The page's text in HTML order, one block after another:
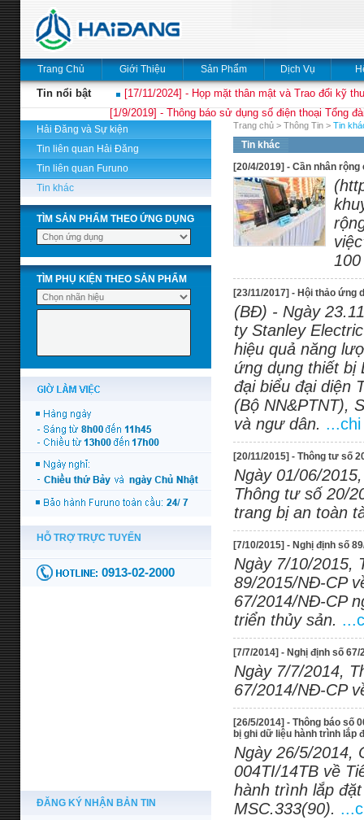
Trang Chủ Giới Thiệu Sản Phẩm Dịch Vụ
Tin nổi bật
[17/11/2024] - Họp mặt thân mật và Trao đổi kỹ
[1/9/2019] - Thông báo sử dụng số điện thoại Tổng
Hải Đăng và Sự kiện
Tin liên quan Hải Đăng
Tin liên quan Furuno
Tin khác
TÌM SẢN PHẨM THEO ỨNG DỤNG
TÌM PHỤ KIỆN THEO SẢN PHẨM
ĐĂNG KÝ NHẬN BẢN TIN
Trang chủ > Thông Tin > Tin
Tin khác
[20/4/2019] - Cần nhân
[23/11/2017] - Hội thảo ứng
(BĐ) - Ngày
ty Stanley
hiệu quả năng
ứng dụng thiết bị
đại biểu đại diện
(Bộ NN&PTNT),
và ngư dân.
[20/11/2015] - Thông tư số
Ngày 01/06/
Thông tư số 20/
trang bị an toàn
[7/10/2015] - Nghị định số
Ngày 7/10/2015,
89/2015/NĐ-CP
67/2014/NĐ-CP
triển thủy sản.
[7/7/2014] - Nghị định số
Ngày 7/7/2014,
67/2014/NĐ-CP
[26/5/2014] - Thông báo số
bị ghi dữ liệu hành trình lắp
Ngày 26/5/2014,
004TI/14TB về
hành trình lắp
MSC.333(90).